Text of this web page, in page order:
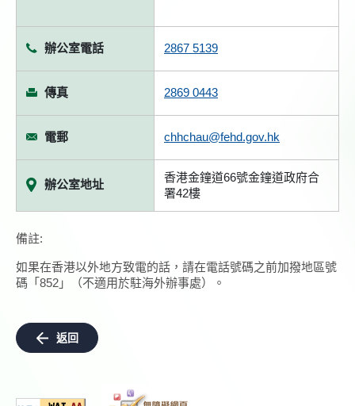
辦公室電話 2867 5139
傳真 2869 0443
電郵 chhchau@fehd.gov.hk
辦公室地址
香港金鐘道66號金鐘道政府合
署42樓
備註:
如果在香港以外地方致電的話，請在電話號碼之前加撥地區號
碼「852」（不適用於駐海外辦事處）。
返回